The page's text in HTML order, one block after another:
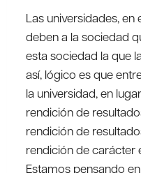
Las universidades, en
deben a la sociedad
esta sociedad la que
así, lógico es que
la universidad, en
rendición de
rendición de
rendición de carácter
Estamos pensando